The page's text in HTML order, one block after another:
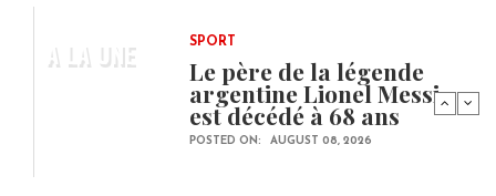
A LA UNE SPORT
Le père de la légende
argentine Lionel Messi
est décédé à 68 ans
POSTED ON: AUGUST 08, 2026